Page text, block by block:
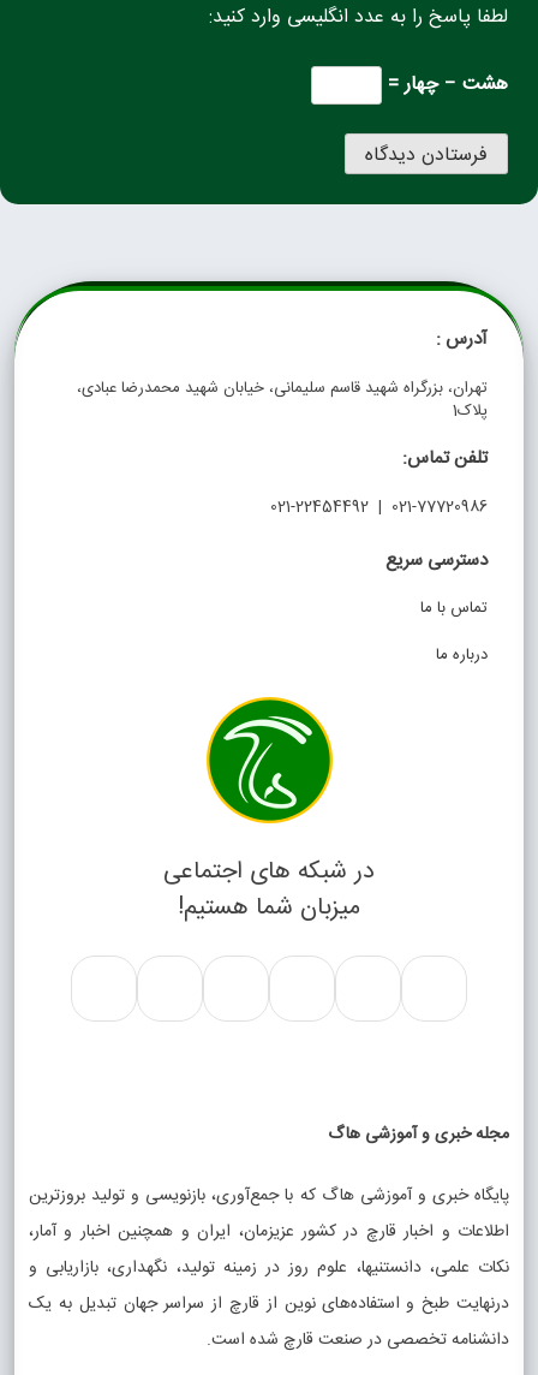
لطفا پاسخ را به عدد انگلیسی وارد کنید:
هشت − چهار =
آدرس :
تهران، بزرگراه شهید قاسم سلیمانی، خیابان شهید محمدرضا عبادی،
پلاک1
تلفن تماس:
021-77720986 | 021-22454492
دسترسی سریع
تماس با ما
درباره ما
در شبکه های اجتماعی
میزبان شما هستیم!
مجله خبری و آموزشی هاگ
پایگاه خبری و آموزشی هاگ که با جمع‌آوری، بازنویسی و تولید بروزترین
اطلاعات و اخبار قارچ در کشور عزیزمان، ایران و همچنین اخبار و آمار،
نکات علمی، دانستنیها، علوم روز در زمینه تولید، نگهداری، بازاریابی و
درنهایت طبخ و استفاده‌های نوین از قارچ از سراسر جهان تبدیل به یک
دانشنامه تخصصی در صنعت قارچ شده است.